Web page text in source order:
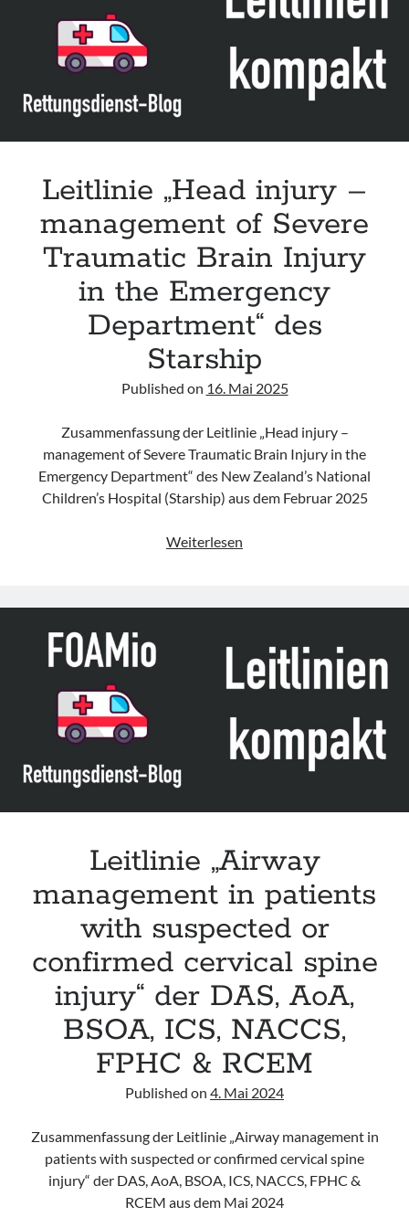
Leitlinie „Head injury –
management of Severe
Traumatic Brain Injury
in the Emergency
Department“ des
Starship
Published on 16. Mai 2025
Zusammenfassung der Leitlinie „Head injury –
management of Severe Traumatic Brain Injury in the
Emergency Department“ des New Zealand’s National
Children’s Hospital (Starship) aus dem Februar 2025
Weiterlesen
–
Severe
Traumatic
Injury
in
des
Starship
Leitlinie „Airway
management in patients
with suspected or
confirmed cervical spine
injury“ der DAS, AoA,
BSOA, ICS, NACCS,
FPHC & RCEM
Published on 4. Mai 2024
Zusammenfassung der Leitlinie „Airway management in
patients with suspected or confirmed cervical spine
injury“ der DAS, AoA, BSOA, ICS, NACCS, FPHC &
RCEM aus dem Mai 2024